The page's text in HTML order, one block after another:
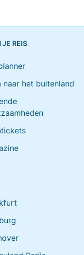
JE REIS
naar het buitenland